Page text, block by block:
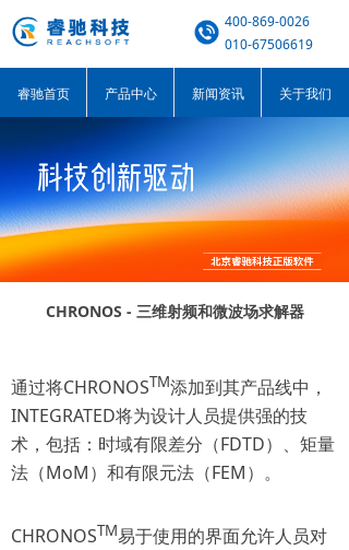
400-869-0026
010-67506619
睿驰首页 产品中心 新闻资讯 关于我们
CHRONOS - 三维射频和微波场求解器
通过将CHRONOSTM添加到其产品线中，
INTEGRATED将为设计人员提供强的技
术，包括：时域有限差分（FDTD）、矩量
法（MoM）和有限元法（FEM）。
CHRONOSTM易于使用的界面允许人员对